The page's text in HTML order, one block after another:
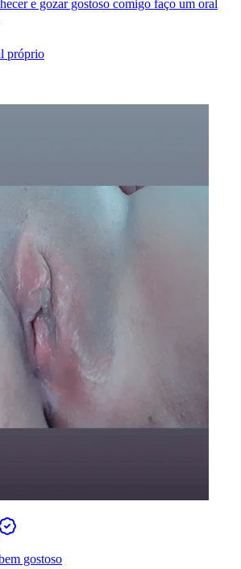
e gozar gostoso comigo faço um oral
próprio
gostoso